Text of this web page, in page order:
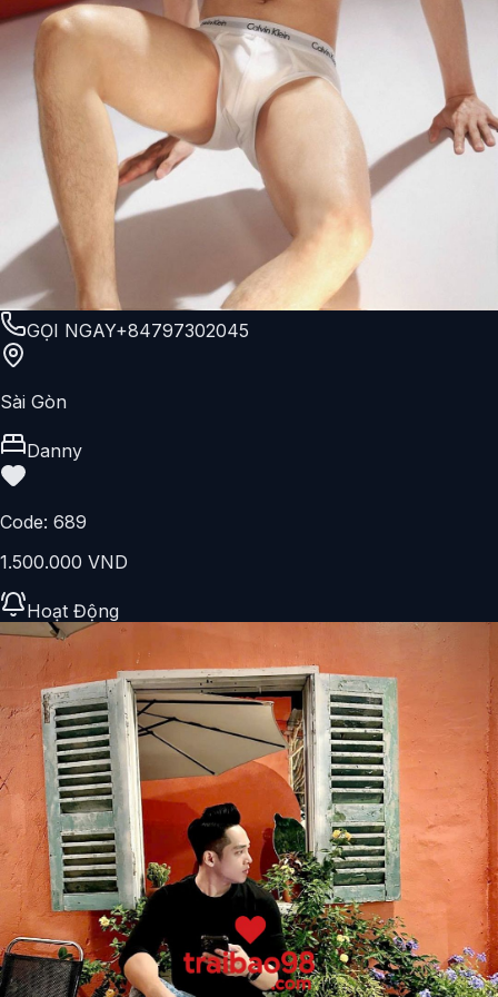
GỌI NGAY+84797302045
Sài Gòn
Danny
Code: 689
1.500.000 VND
Hoạt Động